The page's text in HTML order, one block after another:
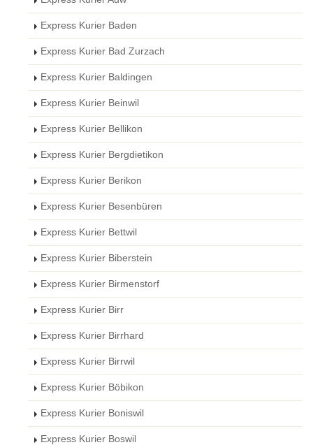
Express Kurier Baden
Express Kurier Bad Zurzach
Express Kurier Baldingen
Express Kurier Beinwil
Express Kurier Bellikon
Express Kurier Bergdietikon
Express Kurier Berikon
Express Kurier Besenbüren
Express Kurier Bettwil
Express Kurier Biberstein
Express Kurier Birmenstorf
Express Kurier Birr
Express Kurier Birrhard
Express Kurier Birrwil
Express Kurier Böbikon
Express Kurier Boniswil
Express Kurier Boswil